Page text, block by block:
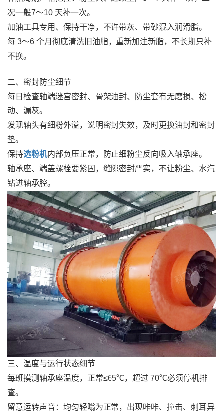
况一般7～10 天补一次。
加油工具专用、保持干净，不许带灰、带砂混入润滑脂。
每 3～6 个月彻底清洗旧油脂，重新加注新脂，不长期只补
不换。
二、密封防尘细节
每日检查轴端迷宫密封、骨架油封、防尘套有无磨损、松
动、漏灰。
发现轴头有细粉外溢，说明密封失效，及时更换油封和密封
垫。
保持选粉机内部负压正常，防止细粉尘反向吸入轴承座。
轴承座、端盖螺栓要紧固，缝隙密封严实，不让粉尘、水汽
钻进轴承腔。
三、温度与运行状态细节
每班摸测轴承座温度，正常≤65℃，超过 70℃必须停机排
查。
留意运转声音：均匀轻嗡为正常，出现咔咔、撞击、刺耳异